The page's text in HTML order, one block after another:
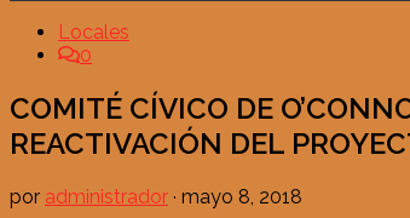
Locales
0
COMITÉ CÍVICO DE
REACTIVACIÓN DEL
por administrador · mayo 8, 2018